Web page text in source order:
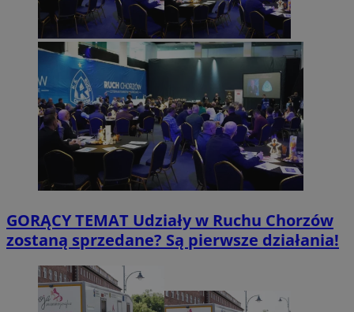
GORĄCY TEMAT Udziały w Ruchu Chorzów
zostaną sprzedane? Są pierwsze działania!